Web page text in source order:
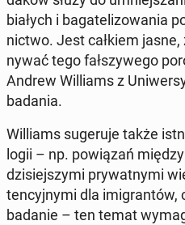
białych i ba­ga­te­li­zo­wa­nia
nic­two. Jest całkiem
ny­wać tego fał­szy­we­go
Andrew Wil­liams z
badania.
Wil­liams su­ge­ru­je także
lo­gii – np. po­wią­zań
dzi­siej­szy­mi pry­wat­ny­mi
ten­cyj­ny­mi dla imi­gran­tów,
badanie – ten temat